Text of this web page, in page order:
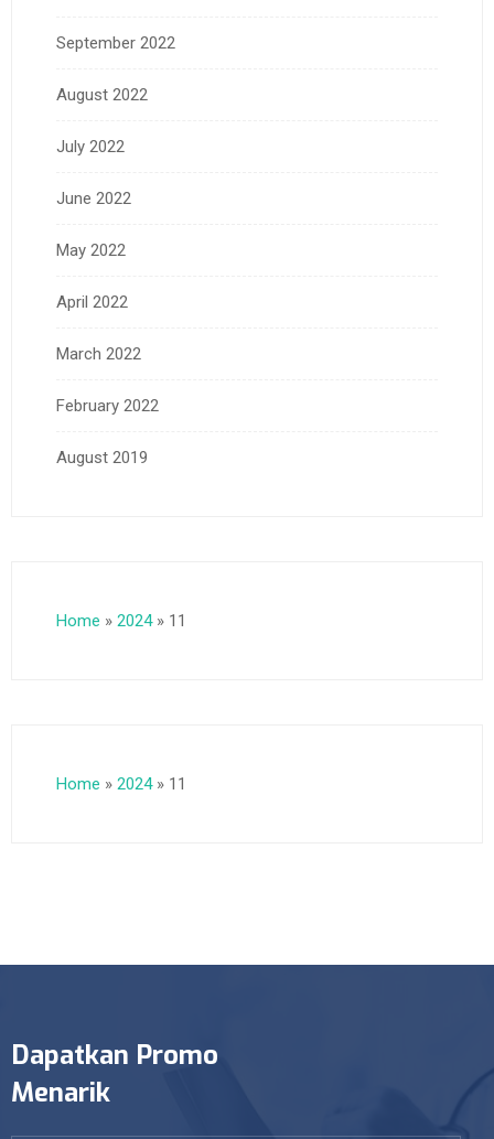
September 2022
August 2022
July 2022
June 2022
May 2022
April 2022
March 2022
February 2022
August 2019
Home » 2024 » 11
Home » 2024 » 11
Dapatkan Promo
Menarik